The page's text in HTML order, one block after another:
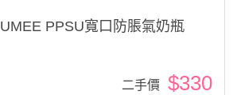
PPSU寬口防脹氣奶瓶
$330
二手價